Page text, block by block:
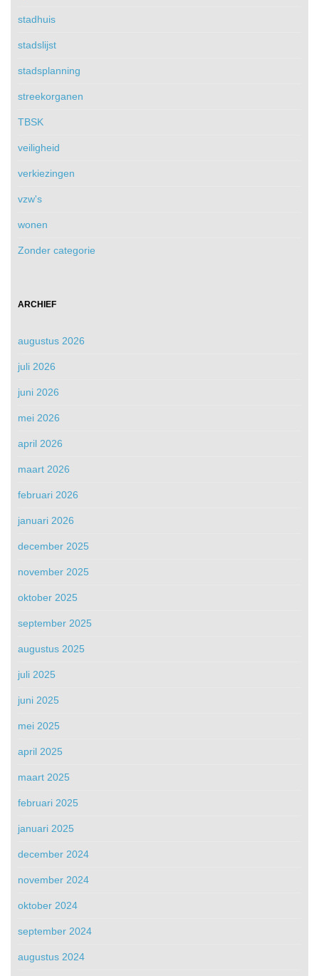
stadhuis
stadslijst
stadsplanning
streekorganen
TBSK
veiligheid
verkiezingen
vzw's
wonen
Zonder categorie
ARCHIEF
augustus 2026
juli 2026
juni 2026
mei 2026
april 2026
maart 2026
februari 2026
januari 2026
december 2025
november 2025
oktober 2025
september 2025
augustus 2025
juli 2025
juni 2025
mei 2025
april 2025
maart 2025
februari 2025
januari 2025
december 2024
november 2024
oktober 2024
september 2024
augustus 2024